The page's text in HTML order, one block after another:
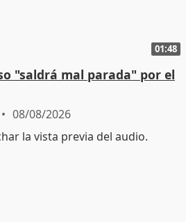
01:48
"saldrá mal parada" por el
08/08/2026